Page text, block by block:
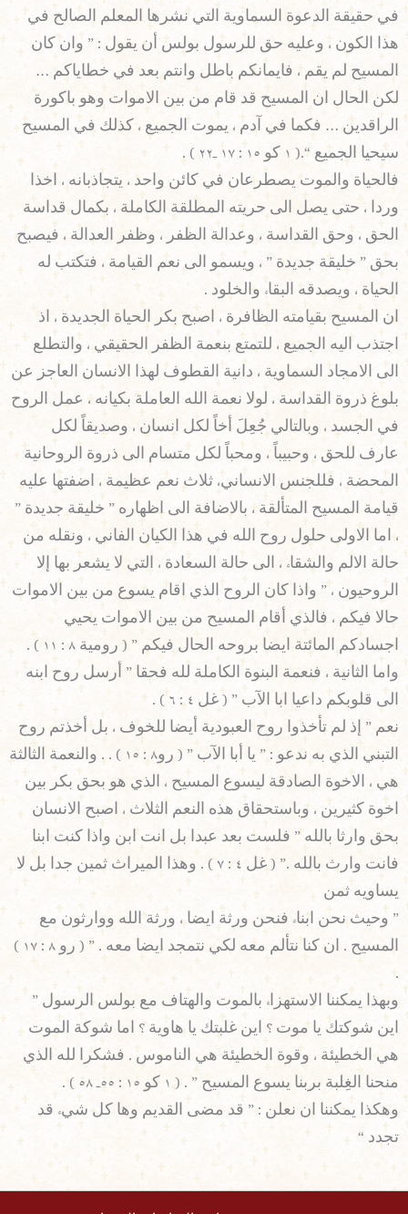
في حقيقة الدعوة السماوية التي نشرها المعلم الصالح في
هذا الكون ، وعليه حق للرسول بولس أن يقول : ” وان كان
المسيح لم يقم ، فايمانكم باطل وانتم بعد في خطاياكم …
لكن الحال ان المسيح قد قام من بين الاموات وهو باكورة
الراقدين … فكما في آدم ، يموت الجميع ، كذلك في المسيح
سيحيا الجميع “.( ١ كو ١٥ : ١٧ ـ٢٢ ) .
فالحياة والموت يصطرعان في كائن واحد ، يتجاذبانه ، اخذا
وردا ، حتى يصل الى حريته المطلقة الكاملة ، بكمال قداسة
الحق ، وحق القداسة ، وعدالة الظفر ، وظفر العدالة ، فيصبح
بحق ” خليقة جديدة ” ، ويسمو الى نعم القيامة ، فتكتب له
الحياة ، ويصدقه البقاء والخلود .
ان المسيح بقيامته الظافرة ، اصبح بكر الحياة الجديدة ، اذ
اجتذب اليه الجميع ، للتمتع بنعمة الظفر الحقيقي ، والتطلع
الى الامجاد السماوية ، دانية القطوف لهذا الانسان العاجز عن
بلوغ ذروة القداسة ، لولا نعمة الله العاملة بكيانه ، عمل الروح
في الجسد ، وبالتالي جُعِلَ أخاً لكل انسان ، وصديقاً لكل
عارف للحق ، وحبيباً ، ومحباً لكل متسام الى ذروة الروحانية
المحضة ، فللجنس الانساني، ثلاث نعم عظيمة ، اضفتها عليه
قيامة المسيح المتألقة ، بالاضافة الى اظهاره ” خليقة جديدة ”
، اما الاولى حلول روح الله في هذا الكيان الفاني ، ونقله من
حالة الالم والشقاء ، الى حالة السعادة ، التي لا يشعر بها إلا
الروحيون ، ” واذا كان الروح الذي اقام يسوع من بين الاموات
حالا فيكم ، فالذي أقام المسيح من بين الاموات يحيي
اجسادكم المائتة ايضا بروحه الحال فيكم ” ( رومية ٨ : ١١ ) .
واما الثانية ، فنعمة البنوة الكاملة لله فحقا ” أرسل روح ابنه
الى قلوبكم داعيا ابا الآب ” ( غل ٤ : ٦ ) .
نعم ” إذ لم تأخذوا روح العبودية أيضا للخوف ، بل أخذتم روح
التبني الذي به ندعو : ” يا أبا الآب ” ( رو٨ : ١٥ ) . . والنعمة الثالثة
هي ، الاخوة الصادقة ليسوع المسيح ، الذي هو بحق بكر بين
اخوة كثيرين ، وباستحقاق هذه النعم الثلاث ، اصبح الانسان
بحق وارثا بالله ” فلست بعد عبدا بل انت ابن واذا كنت ابنا
فانت وارث بالله .” ( غل ٤ : ٧ ) . وهذا الميراث ثمين جدا بل لا
يساويه ثمن
‫”‬ وحيث نحن ابناء فنحن ورثة ايضا ، ورثة الله ووارثون مع
المسيح . ان كنا نتألم معه لكي نتمجد ايضا معه . ” ( رو ٨ : ١٧ )
.
وبهذا يمكننا الاستهزاء بالموت والهتاف مع بولس الرسول ”
اين شوكتك يا موت ؟ اين غلبتك يا هاوية ؟ اما شوكة الموت
هي الخطيئة ، وقوة الخطيئة هي الناموس . فشكرا لله الذي
منحنا الغِلبة بربنا يسوع المسيح ” . ( ١ كو ١٥ : ٥٥ـ ٥٨ ) .
وهكذا يمكننا ان نعلن : ” قد مضى القديم وها كل شيء قد
تجدد “